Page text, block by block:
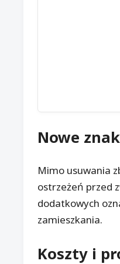
Nowe
Mimo usuwania
ostrzeżeń przed
dodatkowych
zamieszkania.
Koszty i